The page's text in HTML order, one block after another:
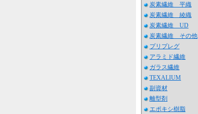
炭素繊維 平織
炭素繊維 綾織
炭素繊維 UD
炭素繊維 その他
プリプレグ
アラミド繊維
ガラス繊維
TEXALIUM
副資材
離型剤
エポキシ樹脂